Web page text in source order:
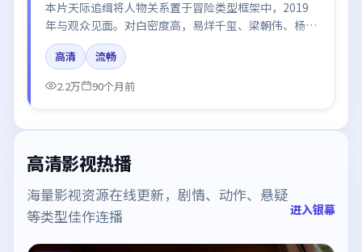
本片天际追缉将人物关系置于冒险类型框架中，2019
年与观众见面。对白密度高，易烊千玺、梁朝伟、杨
幂、刘亦菲、胡歌的台词节奏值得关注；整体气质偏中
国大陆都市与冷色调摄影。
高清
流畅
2.2万
90个月前
高清影视热播
海量影视资源在线更新，剧情、动作、悬疑
等类型佳作连播
进入银幕